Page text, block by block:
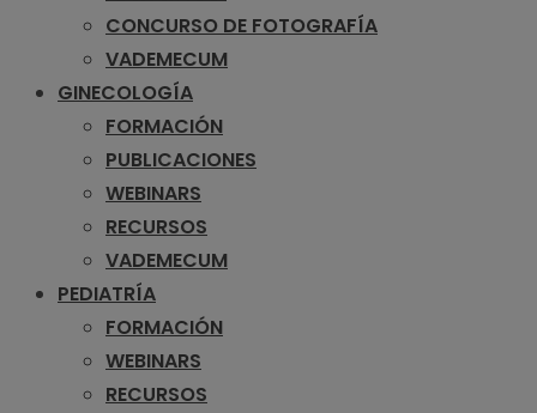
CONCURSO DE FOTOGRAFÍA
VADEMECUM
GINECOLOGÍA
FORMACIÓN
PUBLICACIONES
WEBINARS
RECURSOS
VADEMECUM
PEDIATRÍA
FORMACIÓN
WEBINARS
RECURSOS